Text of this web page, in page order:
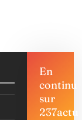
En
continu
sur
237actu